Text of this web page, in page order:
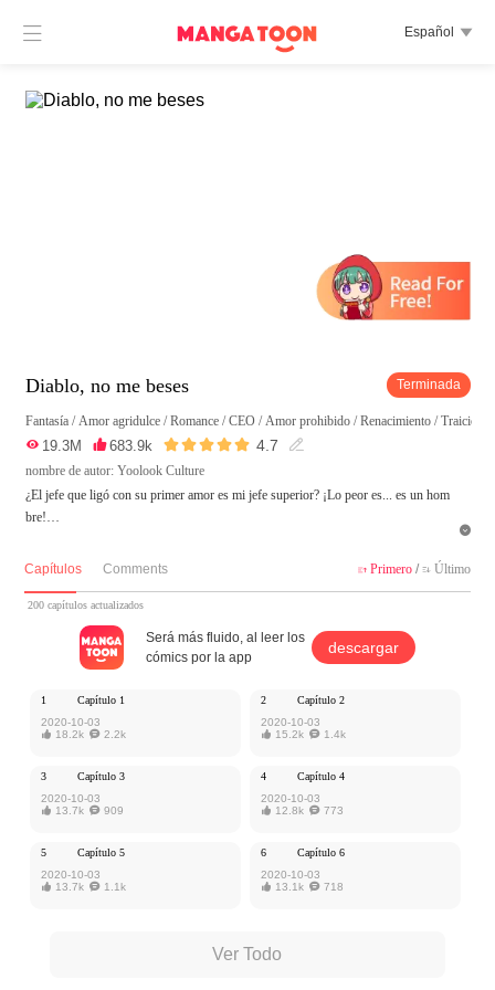
 Español 
Diablo, no me beses Terminada
Fantasía / Amor agridulce /Romance /CEO / Amor prohibido /Renacimiento /Traición
 19.3M 683.9k  4.7 
nombre de autor: Yoolook Culture
¿El jefe que ligó con su primer amor es mi jefe superior? ¡Lo peor es... es un hom
bre!
MangaToon tiene autorización de Yoolook Culture para publicar esa obra, el conte

Capítulos Comments  Primero/  Último
200 capítulos actualizados
Será más fluido, al leer los
cómics por la app
descargar
1
Capítulo 1
2020-10-03
 18.2k 2.2k
2
Capítulo 2
2020-10-03
 15.2k 1.4k
3
Capítulo 3
2020-10-03
 13.7k 909
4
Capítulo 4
2020-10-03
 12.8k 773
5
Capítulo 5
2020-10-03
 13.7k 1.1k
6
Capítulo 6
2020-10-03
 13.1k 718
Ver Todo